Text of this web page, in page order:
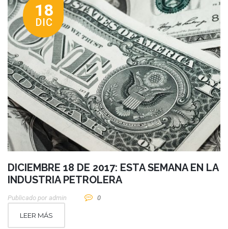
18
DIC
DICIEMBRE 18 DE 2017: ESTA SEMANA EN LA
INDUSTRIA PETROLERA
Publicado por Admin 0
LEER MÁS